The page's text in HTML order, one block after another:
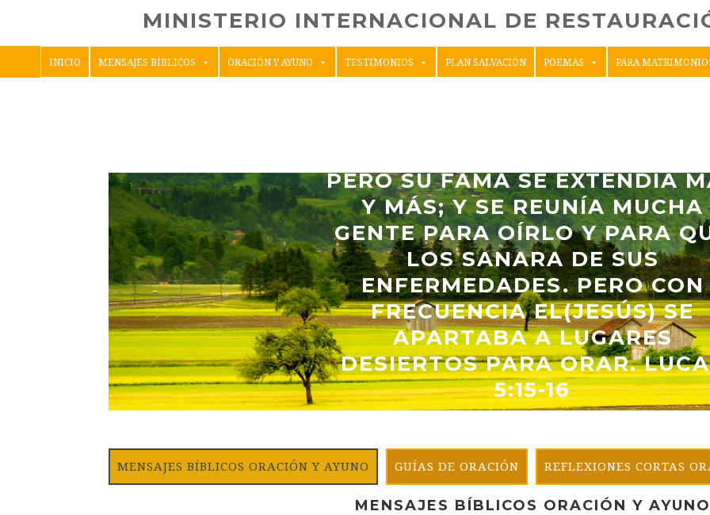
MINISTERIO INTERNACIONAL DE
INICIO MENSAJES BÍBLICOS ORACIÓN Y AYUNO TESTIMONIOS PLAN SALVACIÓN POEMAS PARA
PERO SU FAMA SE EXTENDÍA
Y MÁS; Y SE REUNÍA MUCHA
GENTE PARA OÍRLO Y PARA
LOS SANARA DE SUS
ENFERMEDADES. PERO CON
FRECUENCIA EL(JESÚS) SE
APARTABA A LUGARES
DESIERTOS PARA ORAR.
5:15-16
MENSAJES BÍBLICOS ORACIÓN Y AYUNO GUÍAS DE ORACIÓN REFLEXIONES CORTAS
MENSAJES BÍBLICOS ORACIÓN Y AYUNO